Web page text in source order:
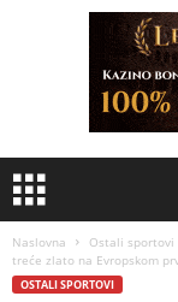
Naslovna Ostali sportovi
treće zlato na Evropskom
OSTALI SPORTOVI